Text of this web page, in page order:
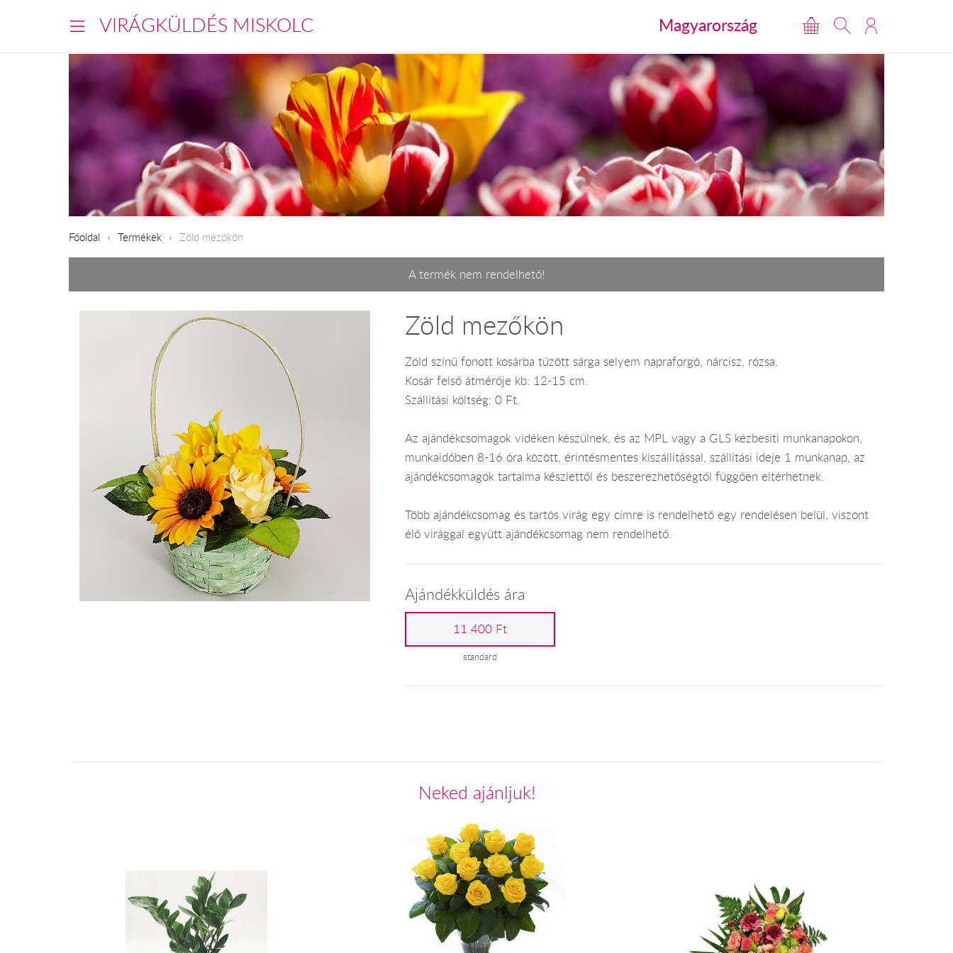
VIRÁGKÜLDÉS MISKOLC Magyarország
Főoldal Termékek Zöld mezőkön
A termék nem rendelhető!
Zöld mezőkön
Zöld színű fonott kosárba tűzött sárga selyem napraforgó, nárcisz, rózsa.
Kosár felső átmérője kb: 12-15 cm.
Szállítási költség: 0 Ft.
Az ajándékcsomagok vidéken készülnek, és az MPL vagy a GLS kézbesíti munkanapokon,
munkaidőben 8-16 óra között, érintésmentes kiszállítással, szállítási ideje 1 munkanap, az
ajándékcsomagok tartalma készlettől és beszerezhetőségtől függően eltérhetnek.
Több ajándékcsomag és tartós virág egy címre is rendelhető egy rendelésen belül, viszont
élő virággal együtt ajándékcsomag nem rendelhető.
Ajándékküldés ára
11 400 Ft
standard
Neked ajánljuk!